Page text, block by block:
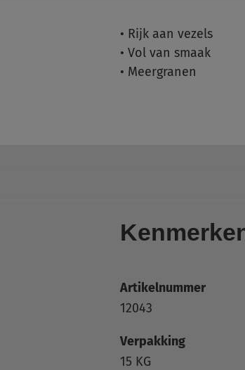
• Rijk aan vezels
• Vol van smaak
• Meergranen
Artikelnummer
12043
Verpakking
15 KG